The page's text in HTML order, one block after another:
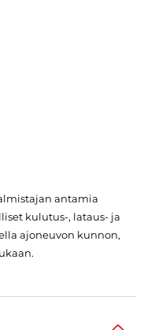
antamia
kulutus-, lataus- ja
ajoneuvon kunnon,